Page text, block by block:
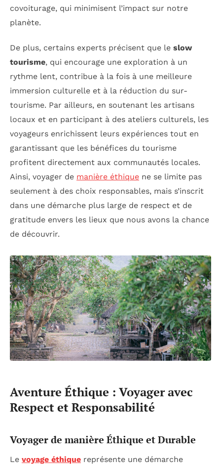
covoiturage, qui minimisent l’impact sur notre
planète.
De plus, certains experts précisent que le slow
tourisme, qui encourage une exploration à un
rythme lent, contribue à la fois à une meilleure
immersion culturelle et à la réduction du sur-
tourisme. Par ailleurs, en soutenant les artisans
locaux et en participant à des ateliers culturels, les
voyageurs enrichissent leurs expériences tout en
garantissant que les bénéfices du tourisme
profitent directement aux communautés locales.
Ainsi, voyager de manière éthique ne se limite pas
seulement à des choix responsables, mais s’inscrit
dans une démarche plus large de respect et de
gratitude envers les lieux que nous avons la chance
de découvrir.
Aventure Éthique : Voyager avec
Respect et Responsabilité
Voyager de manière Éthique et Durable
Le voyage éthique représente une démarche